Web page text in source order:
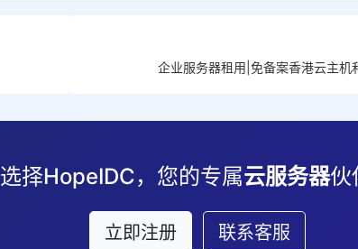
企业服务器租用|免备案香港云主机
选择HopeIDC，您的专属云服务器伙
立即注册 联系客服